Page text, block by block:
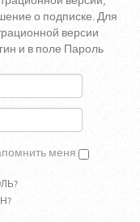
о подписке. Для
версии
и в поле Пароль
меня